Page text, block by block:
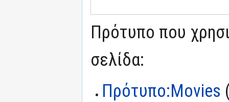
Πρότυπο που
σελίδα:
Πρότυπο:Movies